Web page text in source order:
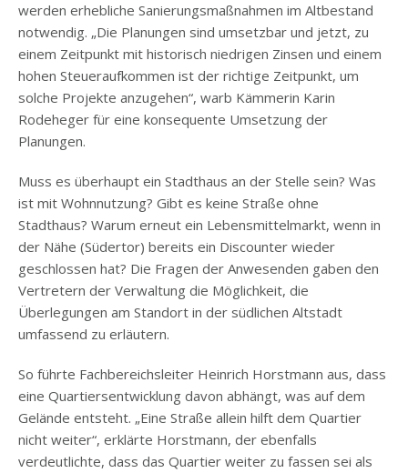
werden erhebliche Sanierungsmaßnahmen im Altbestand
notwendig. „Die Planungen sind umsetzbar und jetzt, zu
einem Zeitpunkt mit historisch niedrigen Zinsen und einem
hohen Steueraufkommen ist der richtige Zeitpunkt, um
solche Projekte anzugehen“, warb Kämmerin Karin
Rodeheger für eine konsequente Umsetzung der
Planungen.
Muss es überhaupt ein Stadthaus an der Stelle sein? Was
ist mit Wohnnutzung? Gibt es keine Straße ohne
Stadthaus? Warum erneut ein Lebensmittelmarkt, wenn in
der Nähe (Südertor) bereits ein Discounter wieder
geschlossen hat? Die Fragen der Anwesenden gaben den
Vertretern der Verwaltung die Möglichkeit, die
Überlegungen am Standort in der südlichen Altstadt
umfassend zu erläutern.
So führte Fachbereichsleiter Heinrich Horstmann aus, dass
eine Quartiersentwicklung davon abhängt, was auf dem
Gelände entsteht. „Eine Straße allein hilft dem Quartier
nicht weiter“, erklärte Horstmann, der ebenfalls
verdeutlichte, dass das Quartier weiter zu fassen sei als